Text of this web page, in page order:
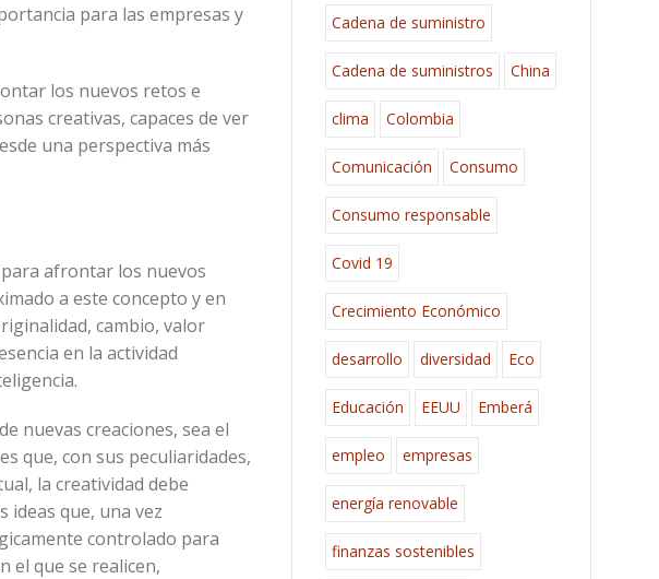
para las empresas y
los nuevos retos e
creativas, capaces de ver
una perspectiva más
afrontar los nuevos
a este concepto y en
cambio, valor
en la actividad
nuevas creaciones, sea el
que, con sus peculiaridades,
la creatividad debe
que, una vez
controlado para
el que se realicen,
Cadena de suministro
Cadena de suministros China
clima Colombia
Comunicación Consumo
Consumo responsable
Covid 19
Crecimiento Económico
desarrollo diversidad Eco
Educación EEUU Emberá
empleo empresas
energía renovable
finanzas sostenibles